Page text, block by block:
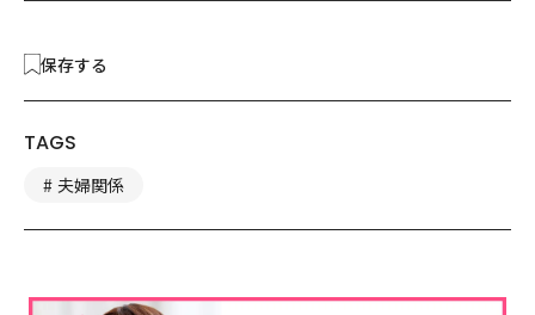
保存する
TAGS
夫婦関係